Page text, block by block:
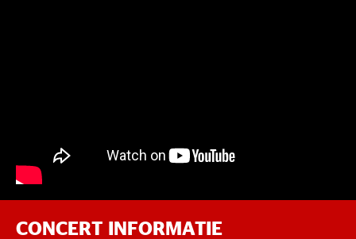
CONCERT INFORMATIE